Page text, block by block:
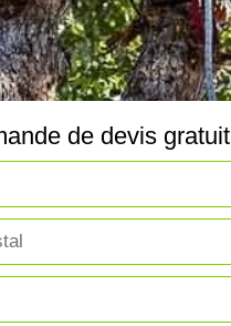
de devis gratuit